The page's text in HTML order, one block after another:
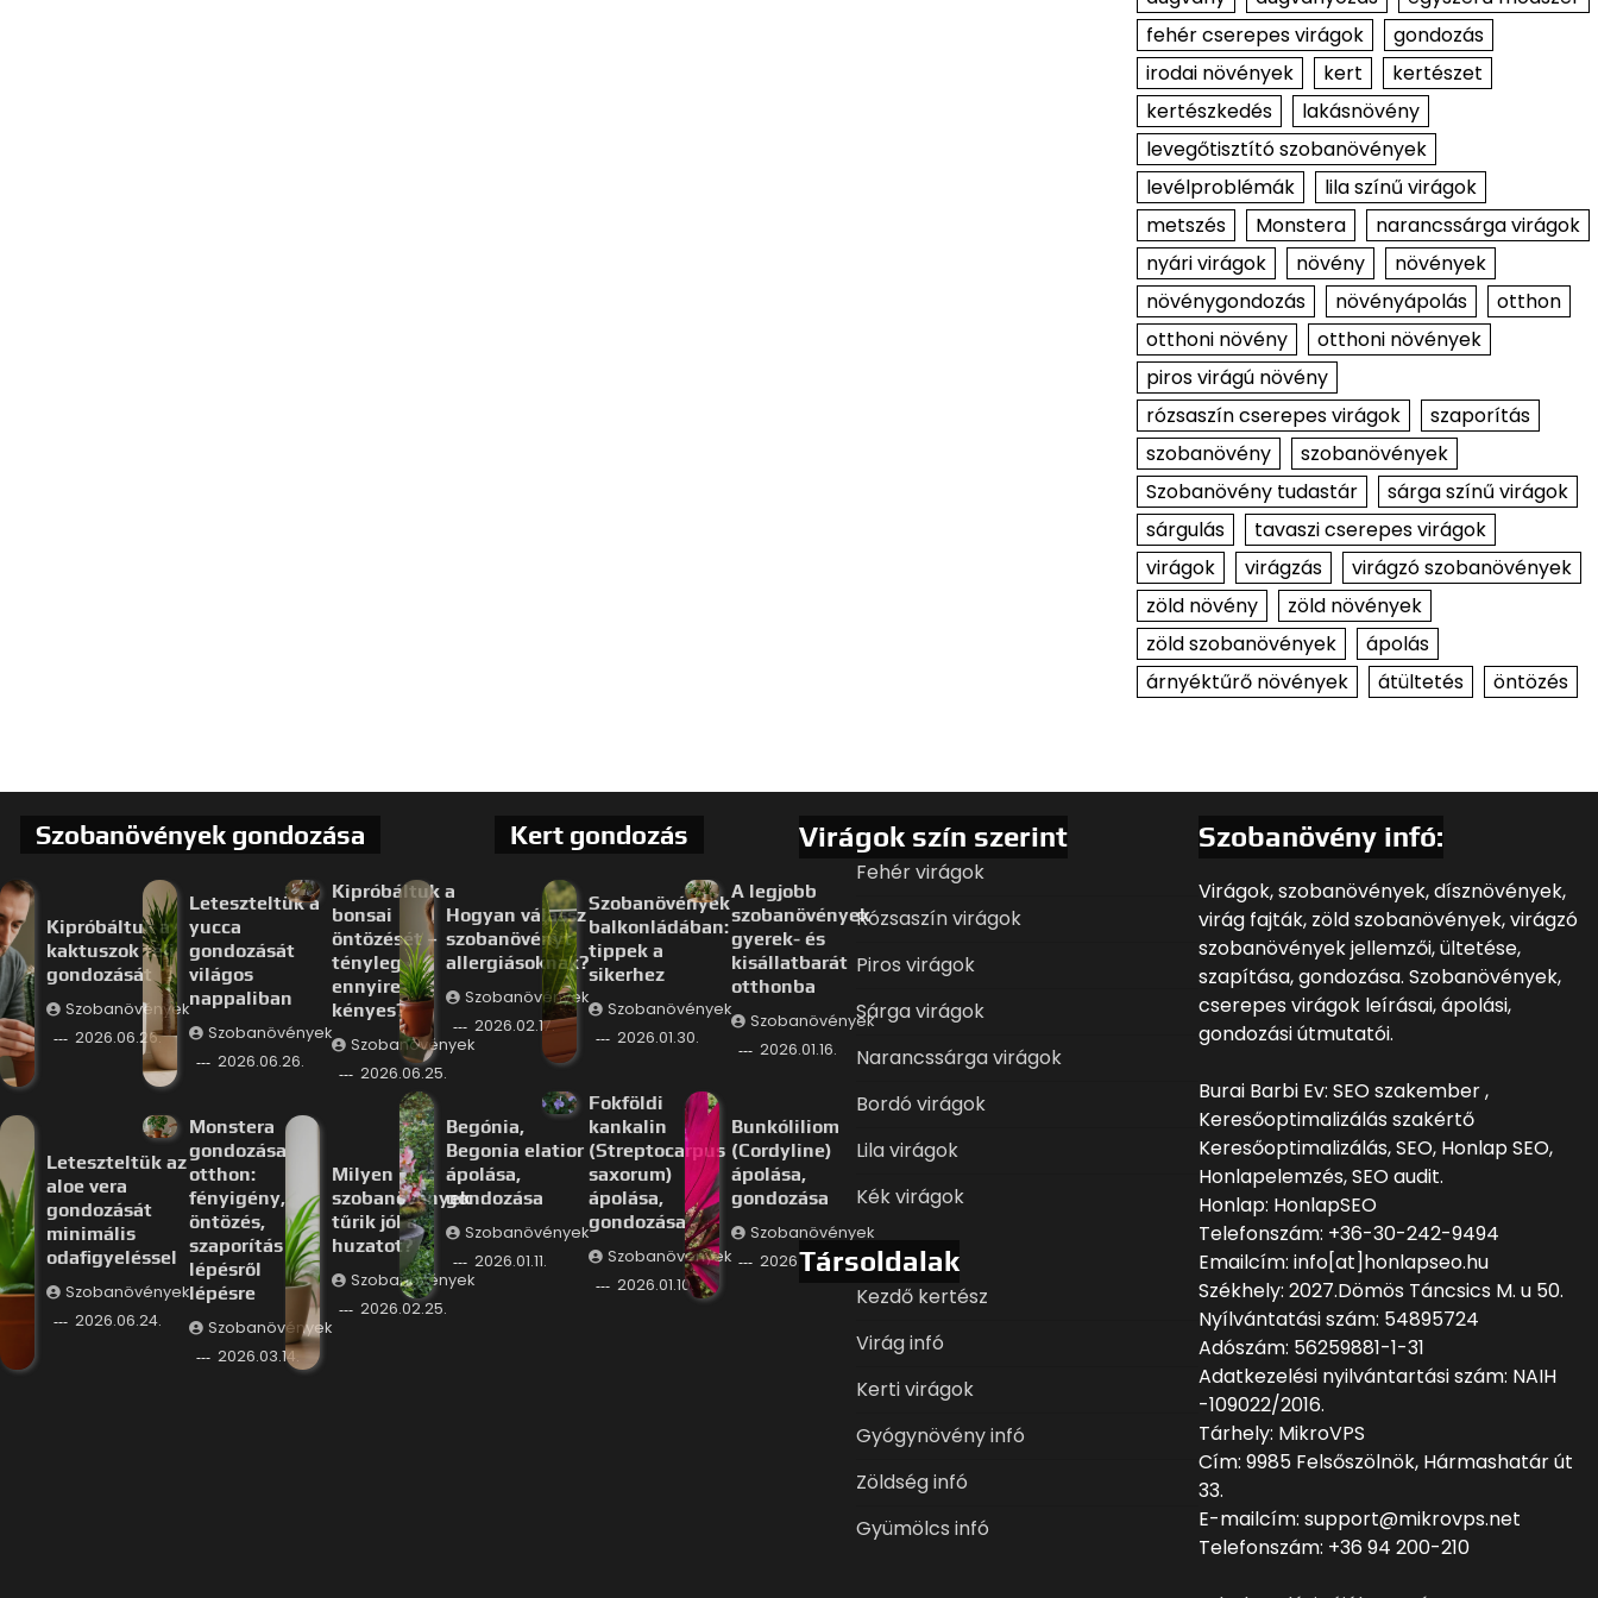
fehér cserepes virágok
gondozás
irodai növények
kert
kertészet
kertészkedés
lakásnövény
levegőtisztító szobanövények
levélproblémák
lila színű virágok
metszés
Monstera
narancssárga virágok
nyári virágok
növény
növények
növénygondozás
növényápolás
otthon
otthoni növény
otthoni növények
piros virágú növény
rózsaszín cserepes virágok
szaporítás
szobanövény
szobanövények
Szobanövény tudastár
sárga színű virágok
sárgulás
tavaszi cserepes virágok
virágok
virágzás
virágzó szobanövények
zöld növény
zöld növények
zöld szobanövények
ápolás
árnyéktűrő növények
átültetés öntözés
Szobanövények gondozása
Kipróbáltuk a
kaktuszok téli
gondozását
Szobanövények
2026.06.26.
Leteszteltük a
yucca
gondozását
világos
nappaliban
Szobanövények
2026.06.26.
Kipróbáltuk a
bonsai
öntözését –
tényleg
ennyire
kényes?
Szobanövények
2026.06.25.
Leteszteltük az
aloe vera
gondozását
minimális
odafigyeléssel
Szobanövények
2026.06.24.
Monstera
gondozása
otthon:
fényigény,
öntözés,
szaporítás
lépésről
lépésre
Szobanövények
2026.03.14.
Milyen
szobanövények
tűrik jól a
huzatot?
Szobanövények
2026.02.25.
Kert gondozás
Hogyan válassz
szobanövényt
allergiásoknak?
Szobanövények
2026.02.17.
Szobanövények
balkonládában:
tippek a
sikerhez
Szobanövények
2026.01.30.
A legjobb
szobanövények
gyerek- és
kisállatbarát
otthonba
Szobanövények
2026.01.16.
Begónia,
Begonia elatior
ápolása,
gondozása
Szobanövények
2026.01.11.
Fokföldi
kankalin
(Streptocarpus
saxorum)
ápolása,
gondozása
Szobanövények
2026.01.10.
Bunkóliliom
(Cordyline)
ápolása,
gondozása
Szobanövények
2026.01.09.
Virágok szín szerint
Fehér virágok
Rózsaszín virágok
Piros virágok
Sárga virágok
Narancssárga virágok
Bordó virágok
Lila virágok
Kék virágok
Társoldalak
Kezdő kertész
Virág infó
Kerti virágok
Gyógynövény infó
Zöldség infó
Gyümölcs infó
Szobanövény infó:
Virágok, szobanövények, dísznövények,
virág fajták, zöld szobanövények, virágzó
szobanövények jellemzői, ültetése,
szapítása, gondozása. Szobanövények,
cserepes virágok leírásai, ápolási,
gondozási útmutatói.
Burai Barbi Ev: SEO szakember ,
Keresőoptimalizálás szakértő
Keresőoptimalizálás, SEO, Honlap SEO,
Honlapelemzés, SEO audit.
Honlap: HonlapSEO
Telefonszám: +36-30-242-9494
Emailcím: info[at]honlapseo.hu
Székhely: 2027.Dömös Táncsics M. u 50.
Nyílvántatási szám: 54895724
Adószám: 56259881-1-31
Adatkezelési nyilvántartási szám: NAIH
-109022/2016.
Tárhely: MikroVPS
Cím: 9985 Felsőszölnök, Hármashatár út
33.
E-mailcím: support@mikrovps.net
Telefonszám: +36 94 200-210